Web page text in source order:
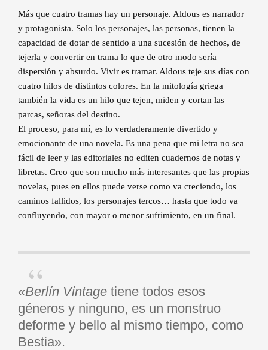
Más que cuatro tramas hay un personaje. Aldous es narrador
y protagonista. Solo los personajes, las personas, tienen la
capacidad de dotar de sentido a una sucesión de hechos, de
tejerla y convertir en trama lo que de otro modo sería
dispersión y absurdo. Vivir es tramar. Aldous teje sus días con
cuatro hilos de distintos colores. En la mitología griega
también la vida es un hilo que tejen, miden y cortan las
parcas, señoras del destino.
El proceso, para mí, es lo verdaderamente divertido y
emocionante de una novela. Es una pena que mi letra no sea
fácil de leer y las editoriales no editen cuadernos de notas y
libretas. Creo que son mucho más interesantes que las propias
novelas, pues en ellos puede verse como va creciendo, los
caminos fallidos, los personajes tercos… hasta que todo va
confluyendo, con mayor o menor sufrimiento, en un final.
«Berlín Vintage tiene todos esos
géneros y ninguno, es un monstruo
deforme y bello al mismo tiempo, como
Bestia».